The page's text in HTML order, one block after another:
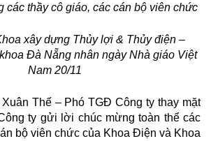
các thầy cô giáo, các cán bộ viên chức
xây dựng Thủy lợi & Thủy điện –
Đà Nẵng nhân ngày Nhà giáo Việt
Nam 20/11
Thế – Phó TGĐ Công ty thay mặt
ty gửi lời chúc mừng toàn thể các
bộ viên chức của Khoa Điện và Khoa